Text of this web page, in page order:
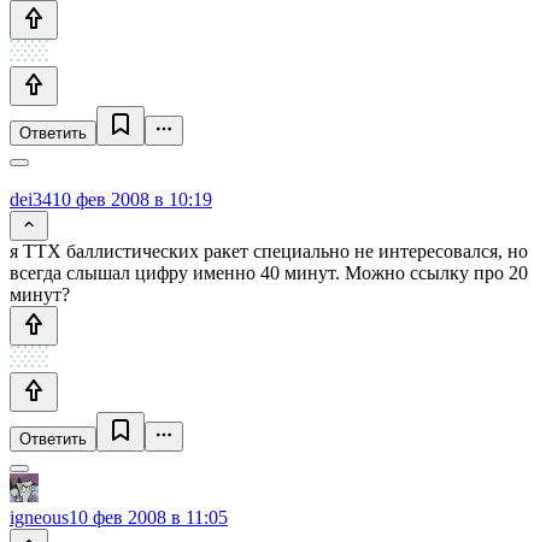
Ответить
dei3410 фев 2008 в 10:19
я ТТХ баллистических ракет специально не интересовался, но
всегда слышал цифру именно 40 минут. Можно ссылку про 20
минут?
Ответить
igneous10 фев 2008 в 11:05